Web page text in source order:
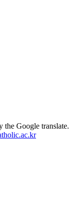
the Google translate.